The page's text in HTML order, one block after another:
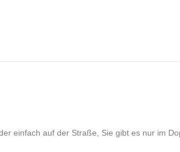
einfach auf der Straße, Sie gibt es nur im